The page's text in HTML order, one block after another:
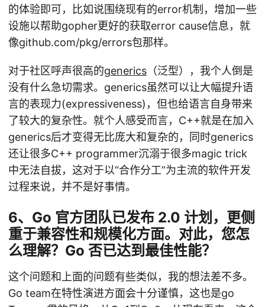
的体验即可，比如说围绕现有的error机制，增加一些
设施以帮助gopher更好的获取error cause信息，就
像github.com/pkg/errors包那样。
对于社区呼声很高的generics （泛型），我个人倒是
没有什么急切需求。generics虽然可以让大幅提升语
言的表现力(expressiveness)，但也给语言自身带来
了较大的复杂性。就个人感受而言，C++就是在加入
generics后才变得无比庞大和复杂的，同时generics
还让很多C++ programmer沉溺于很多magic trick
中无法自拔，这对于以“合作分工”为主流的软件开发
过程来说，并不是好事情。
6、Go 官方团队已发布 2.0 计划，更侧
重于兼容性和规模化方面。对此，您怎
么理解？Go 否已达到最佳性能？
这个问题和上面的问题有些类似，我的想法差不多。
Go team在特性演进方面会十分谨慎，这也是go